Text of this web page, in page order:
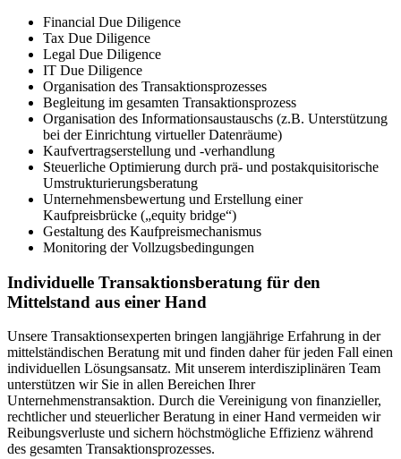
Financial Due Diligence
Tax Due Diligence
Legal Due Diligence
IT Due Diligence
Organisation des Transaktionsprozesses
Begleitung im gesamten Transaktionsprozess
Organisation des Informationsaustauschs (z.B. Unterstützung
bei der Einrichtung virtueller Datenräume)
Kaufvertragserstellung und -verhandlung
Steuerliche Optimierung durch prä- und postakquisitorische
Umstrukturierungsberatung
Unternehmensbewertung und Erstellung einer
Kaufpreisbrücke („equity bridge“)
Gestaltung des Kaufpreismechanismus
Monitoring der Vollzugsbedingungen
Individuelle Transaktionsberatung für den
Mittelstand aus einer Hand
Unsere Transaktionsexperten bringen langjährige Erfahrung in der
mittelständischen Beratung mit und finden daher für jeden Fall einen
individuellen Lösungsansatz. Mit unserem interdisziplinären Team
unterstützen wir Sie in allen Bereichen Ihrer
Unternehmenstransaktion. Durch die Vereinigung von finanzieller,
rechtlicher und steuerlicher Beratung in einer Hand vermeiden wir
Reibungsverluste und sichern höchstmögliche Effizienz während
des gesamten Transaktionsprozesses.